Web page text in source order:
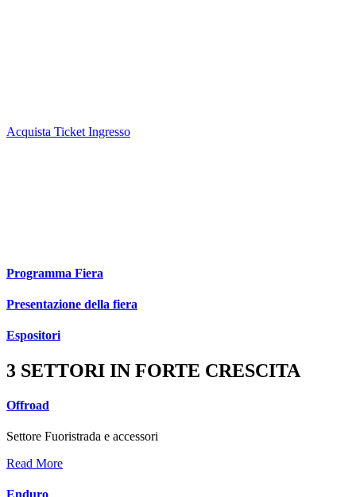
Acquista Ticket Ingresso
Programma Fiera
Presentazione della fiera
Espositori
3 SETTORI IN FORTE CRESCITA
Offroad
Settore Fuoristrada e accessori
Read More